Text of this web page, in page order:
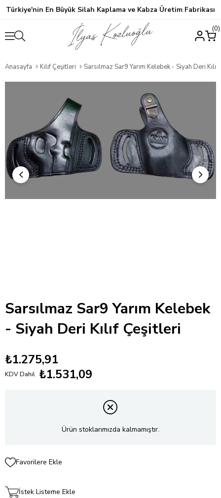
Türkiye'nin En Büyük Silah Kaplama ve Kabza Üretim Fabrikası
0
Anasayfa Kılıf Çeşitleri Sarsılmaz Sar9 Yarım Kelebek - Siyah Deri
Sarsılmaz Sar9 Yarım Kelebek
- Siyah Deri Kılıf Çeşitleri
₺1.275,91
KDV Dahil ₺1.531,09
Ürün stoklarımızda kalmamıştır.
Favorilere Ekle
İstek Listeme Ekle